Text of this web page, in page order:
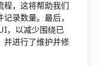
程，这将帮助我们
录数量。最后，
，以减少围绕已
并进行了维护并修